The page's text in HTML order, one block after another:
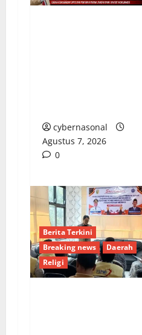
cybernasonal
Agustus 7, 2026
0
Berita Terkini
Breaking news
Daerah
Religi